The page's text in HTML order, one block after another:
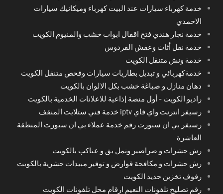
خدمة كهرباء سيارات عند البيت كهرباء وميكانيك سيارات
الاحمدي
خدمة نجار هندي فتح اقفال ابواب خشب والمنيوم الكويت
خدمة نقل أثاث وعفش الفردوس
خدمة ونش متنقل الكويت
خدمةكهربائي و تبديل بطاريات سيارات وفحص متنقل الكويت
دهان منازل و صباغة خشب بكل الالوان بالكويت
راديو الكويت - أول منصة إذاعية للاعلانات الخدمية بالكويت
رسيفر انترنت واي فاي iptv خدمة فني ستلايت المنقف
رسيفر بي ان سبورت رقم خدمة عملاء بي ان سبورت المنطقة
العاشرة
رش حشرات و صراصير ونمل بق و عناكب بالكويت
رش حشرات و مكافحة قوارض و توفير مبيدات حشرية بالكويت
رفوف تخزين حديد الكويت
رقم تصليح تلفونات النعيم ارقام محل تلفونات الكويت